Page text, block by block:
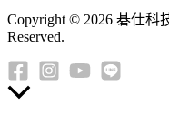
Copyright © 2026 碁仕科
Reserved.